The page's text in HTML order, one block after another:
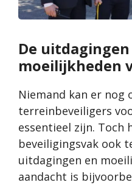
De uitdagingen
moeilijkheden
Niemand kan er nog
terreinbeveiligers
essentieel zijn. Toch
beveiligingsvak ook
uitdagingen en
aandacht is